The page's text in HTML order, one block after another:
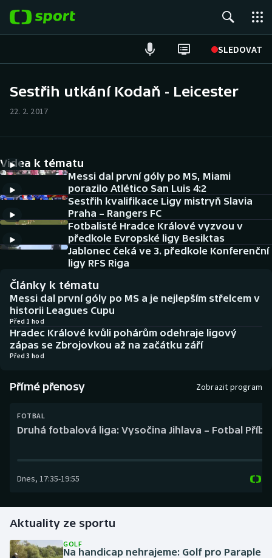
SLEDOVAT
Hokej
Tenis
Atletika
Cyklistika
DALŠÍ SPORTY
Americký fotbal
Baseball a softbal
Basketbal
Biatlon
Curling
Florbal
Golf
NEPŘEHLÉDNĚTE
Soutěže
Historické návraty
Aplikace ČT sport
Sestřih utkání Kodaň - Leicester
22. 2. 2017
Videa k tématu
Messi dal první góly po MS, Miami
porazilo Atlético San Luis 4:2
Sestřih kvalifikace Ligy mistryň Slavia
Praha – Rangers FC
Fotbalisté Hradce Králové vyzvou v
předkole Evropské ligy Besiktas
Jablonec čeká ve 3. předkole Konferenční
ligy RFS Riga
Články k tématu
Messi dal první góly po MS a je nejlepším střelcem v
historii Leagues Cupu
Před 1 hod
Hradec Králové kvůli pohárům odehraje ligový
zápas se Zbrojovkou až na začátku září
Před 3 hod
Přímé přenosy Zobrazit program
FOTBAL
Druhá fotbalová liga: Vysočina Jihlava – Fotbal
Dnes, 17:35-19:55
Aktuality ze sportu
GOLF
Na handicap nehrajeme: Golf pro Paraple